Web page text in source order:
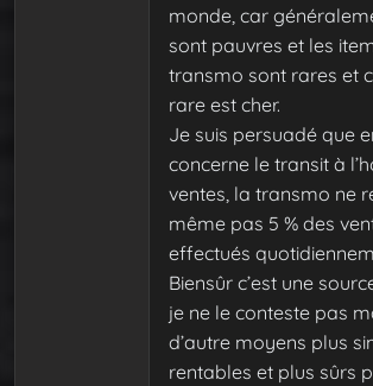
monde, car
sont pauvres et les
transmo sont rares et
rare est cher.
Je suis persuadé que
concerne le transit à
ventes, la transmo ne
même pas 5 % des
effectués
Biensûr c’est une
je ne le conteste pas
d’autre moyens plus
rentables et plus sûrs